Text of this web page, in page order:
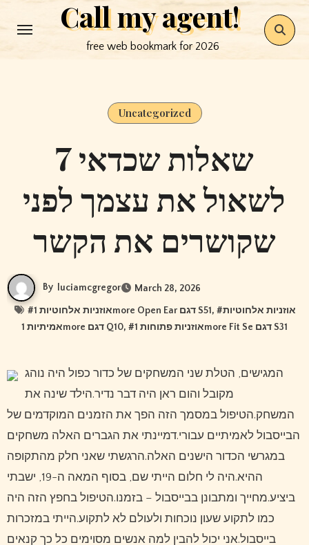
to
Call my agent!
free web bookmark for 2026
Uncategorized
7 שאלות שכדאי
לשאול את עצמך לפני
שקושרים את הקשר
By luciamcgregor March 28, 2026
# אוזניות אלחוטיות 1more Open Ear דגם S51, #אוזניות אלחוטיות
אמיתיות 1more דגם Q10, # אוזניות פתוחות 1more Fit Se דגם S31
המגישים, הטלת שני המשחקים של כדור כפול היה נוהג
מקובל והום ראן היה דבר נדיר.הילד שינה את
המשחק.הטיפול במסמך הזה הפך את הזמנים המוקדמים של
הבייסבול לאמיתיים עבורי.דמיינתי את הגברים האלה משחקים
במגרשי הכדור הישנים האלה.הרגשתי שאני חלק מהתקופה
ההיא.היה לי חלום הייתי שם, בסוף המאה ה-19, ישבתי
ביציע.מחייך ומתבונן בבייסבול – בזמנו.הטיפול בחפץ הזה היה
כמו לתקוע שעון נוכחות ולעולם לא לתקוע.הייתי במזכרות
בייסבול.אני יכול להבין למה אנשים מסוימים כל כך קנאים